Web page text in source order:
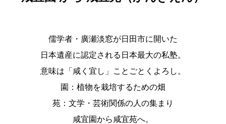
儒学者・廣瀬淡窓が日田市に開いた
日本遺産に認定される日本最大の私塾。
意味は「咸く宜し」ことごとくよろし。
園：植物を栽培するための畑
苑：文学・芸術関係の人の集まり
咸宜園から咸宜苑へ。